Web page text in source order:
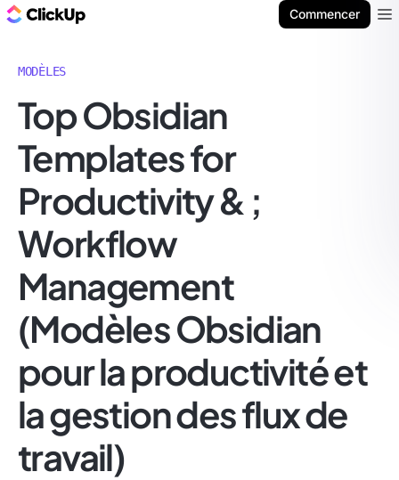
Commencer
MODÈLES
Top Obsidian
Templates for
Productivity & ;
Workflow
Management
(Modèles Obsidian
pour la productivité et
la gestion des flux de
travail)